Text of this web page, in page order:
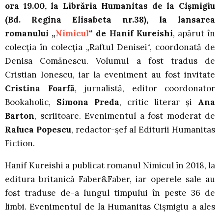
ora 19.00, la Librăria Humanitas de la Cișmigiu
(Bd. Regina Elisabeta nr.38), la lansarea
romanului „Nimicul“ de Hanif Kureishi, apărut în
colecția în colecția „Raftul Denisei“, coordonată de
Denisa Comănescu. Volumul a fost tradus de
Cristian Ionescu, iar la eveniment au fost invitate
Cristina Foarfă, jurnalistă, editor coordonator
Bookaholic, Simona Preda, critic literar și Ana
Barton, scriitoare. Evenimentul a fost moderat de
Raluca Popescu, redactor-șef al Editurii Humanitas
Fiction.
Hanif Kureishi a publicat romanul Nimicul în 2018, la
editura britanică Faber&Faber, iar operele sale au
fost traduse de-a lungul timpului în peste 36 de
limbi. Evenimentul de la Humanitas Cișmigiu a ales